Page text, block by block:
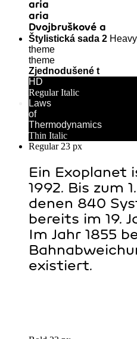
aria
aria
Dvojbruškové a
Štylistická sada 2 Heavy
theme
theme
Zjednodušené t
HD
Regular Italic
Laws
of
Thermodynamics
Thin Italic
Regular 23 px
Ein Exoplanet
1992. Bis zum
denen 840
bereits im 19.
Im Jahr 1855
existiert.